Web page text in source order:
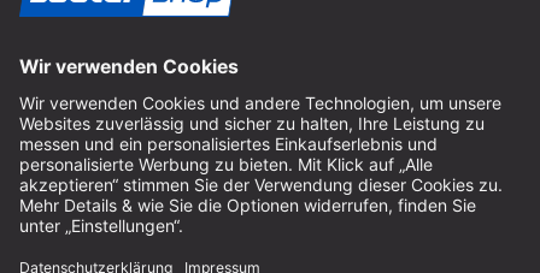
Impressum
AGB
Datenschutz
Cookie-Einstellungen
© 2026 sauter GmbH